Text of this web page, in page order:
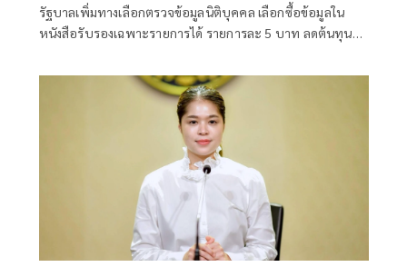
รัฐบาลเพิ่มทางเลือกตรวจข้อมูลนิติบุคคล เลือกซื้อข้อมูลใน
หนังสือรับรองเฉพาะรายการได้ รายการละ 5 บาท ลดต้นทุน